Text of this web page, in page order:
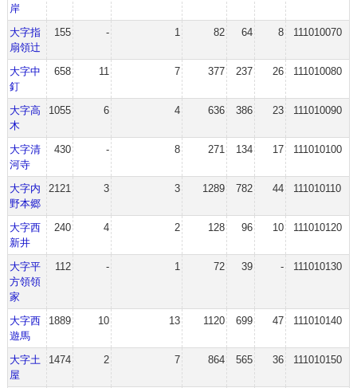
岸
大字指
扇領辻
155 - 1 82 64 8 111010070
大字中
釘
658 11 7 377 237 26 111010080
大字高
木
1055 6 4 636 386 23 111010090
大字清
河寺
430 - 8 271 134 17 111010100
大字内
野本郷
2121 3 3 1289 782 44 111010110
大字西
新井
240 4 2 128 96 10 111010120
大字平
方領領
家
112 - 1 72 39 - 111010130
大字西
遊馬
1889 10 13 1120 699 47 111010140
大字土
屋
1474 2 7 864 565 36 111010150